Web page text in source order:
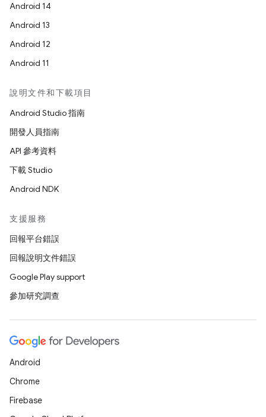
Android 14
Android 13
Android 12
Android 11
說明文件和下載項目
Android Studio 指南
開發人員指南
API 參考資料
下載 Studio
Android NDK
支援服務
回報平台錯誤
回報說明文件錯誤
Google Play support
參加研究調查
Android
Chrome
Firebase